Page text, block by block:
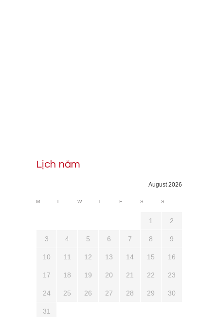
Lịch năm
August 2026
M T W T F S S
1 2
3 4 5 6 7 8 9
10 11 12 13 14 15 16
17 18 19 20 21 22 23
24 25 26 27 28 29 30
31